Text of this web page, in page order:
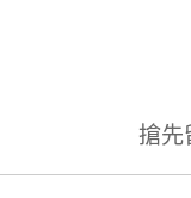
搶先